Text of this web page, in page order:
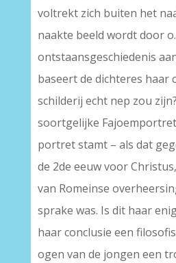
voltrekt zich buiten het
naakte beeld wordt door
ontstaansgeschiedenis
baseert de dichteres haar
schilderij echt nep zou
soortgelijke
portret stamt – als dat
de 2de eeuw voor
van Romeinse
sprake was. Is dit haar
haar conclusie een
ogen van de jongen een